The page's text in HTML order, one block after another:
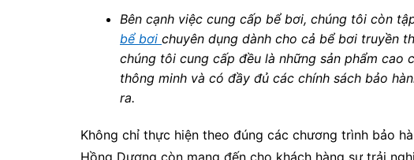
Bên cạnh việc cung cấp bể bơi, chúng tôi còn
bể bơi chuyên dụng dành cho cả bể bơi truyền
chúng tôi cung cấp đều là những sản phẩm cao
thông minh và có đầy đủ các chính sách bảo
ra.
Không chỉ thực hiện theo đúng các chương trình bảo
Hồng Dương còn mang đến cho khách hàng sự trải